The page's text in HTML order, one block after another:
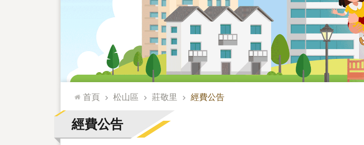
::: 首頁 松山區 莊敬里 經費公告
經費公告